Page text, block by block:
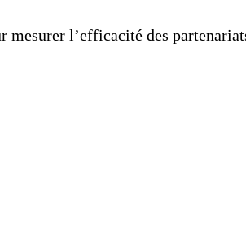
l’efficacité des